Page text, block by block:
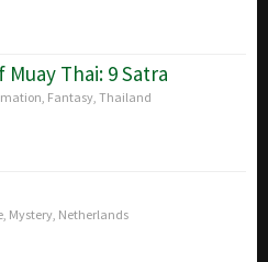
Thai: 9 Satra
Fantasy Thailand
Mystery Netherlands